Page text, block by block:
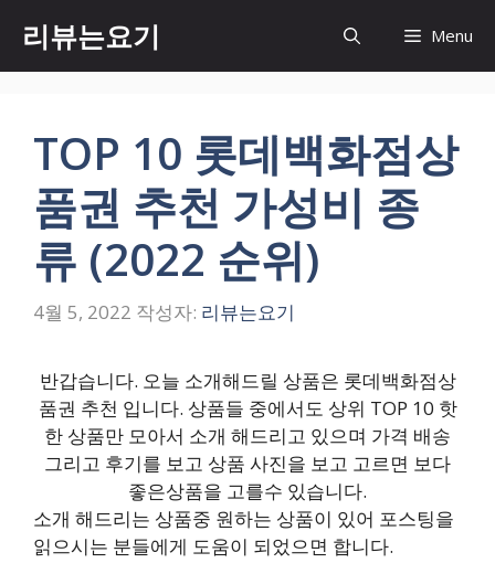
츠
리뷰는요기 Menu
TOP 10 롯데백화점상
품권 추천 가성비 종
류 (2022 순위)
4월 5, 2022 작성자: 리뷰는요기
반갑습니다. 오늘 소개해드릴 상품은 롯데백화점상
품권 추천 입니다. 상품들 중에서도 상위 TOP 10 핫
한 상품만 모아서 소개 해드리고 있으며 가격 배송
그리고 후기를 보고 상품 사진을 보고 고르면 보다
좋은상품을 고를수 있습니다.
소개 해드리는 상품중 원하는 상품이 있어 포스팅을
읽으시는 분들에게 도움이 되었으면 합니다.